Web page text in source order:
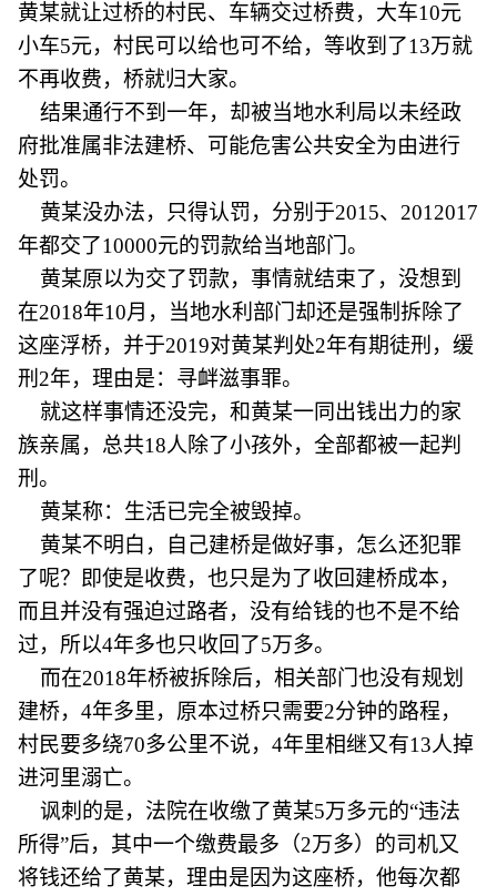
黄某就让过桥的村民、车辆交过桥费，大车10元
小车5元，村民可以给也可不给，等收到了13万就
不再收费，桥就归大家。
结果通行不到一年，却被当地水利局以未经政
府批准属非法建桥、可能危害公共安全为由进行
处罚。
黄某没办法，只得认罚，分别于2015、2012017
年都交了10000元的罚款给当地部门。
黄某原以为交了罚款，事情就结束了，没想到
在2018年10月，当地水利部门却还是强制拆除了
这座浮桥，并于2019对黄某判处2年有期徒刑，缓
刑2年，理由是：寻衅滋事罪。
就这样事情还没完，和黄某一同出钱出力的家
族亲属，总共18人除了小孩外，全部都被一起判
刑。
黄某称：生活已完全被毁掉。
黄某不明白，自己建桥是做好事，怎么还犯罪
了呢？即使是收费，也只是为了收回建桥成本，
而且并没有强迫过路者，没有给钱的也不是不给
过，所以4年多也只收回了5万多。
而在2018年桥被拆除后，相关部门也没有规划
建桥，4年多里，原本过桥只需要2分钟的路程，
村民要多绕70多公里不说，4年里相继又有13人掉
进河里溺亡。
讽刺的是，法院在收缴了黄某5万多元的“违法
所得”后，其中一个缴费最多（2万多）的司机又
将钱还给了黄某，理由是因为这座桥，他每次都